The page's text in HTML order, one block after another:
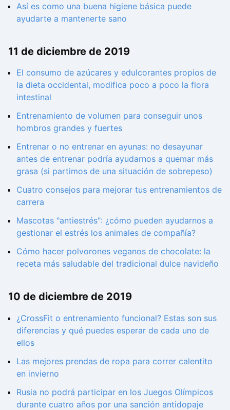
Así es como una buena higiene básica puede
ayudarte a mantenerte sano
11 de diciembre de 2019
El consumo de azúcares y edulcorantes propios de
la dieta occidental, modifica poco a poco la flora
intestinal
Entrenamiento de volumen para conseguir unos
hombros grandes y fuertes
Entrenar o no entrenar en ayunas: no desayunar
antes de entrenar podría ayudarnos a quemar más
grasa (si partimos de una situación de sobrepeso)
Cuatro consejos para mejorar tus entrenamientos de
carrera
Mascotas "antiestrés": ¿cómo pueden ayudarnos a
gestionar el estrés los animales de compañía?
Cómo hacer polvorones veganos de chocolate: la
receta más saludable del tradicional dulce navideño
10 de diciembre de 2019
¿CrossFit o entrenamiento funcional? Estas son sus
diferencias y qué puedes esperar de cada uno de
ellos
Las mejores prendas de ropa para correr calentito
en invierno
Rusia no podrá participar en los Juegos Olímpicos
durante cuatro años por una sanción antidopaje